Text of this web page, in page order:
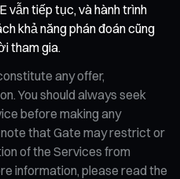
vẫn tiếp tục, và hành trình
khả năng phán đoán cũng
tham gia.
any offer,
You should always seek
before making any
that Gate may restrict or
of the Services from
information, please read the